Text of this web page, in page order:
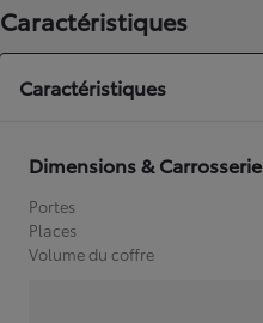
Caractéristiques
Caractéristiques
Dimensions & Carrosserie
Portes
Places
Volume du coffre